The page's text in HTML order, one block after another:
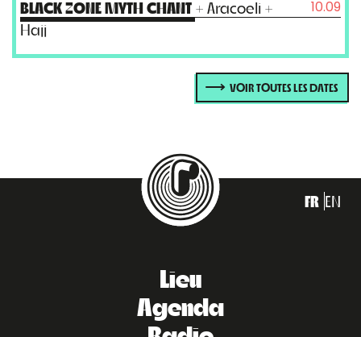
BLACK ZONE MYTH CHANT + Aracoeli +
Hajj
10.09
VOIR TOUTES LES DATES
FR EN
Lieu
Agenda